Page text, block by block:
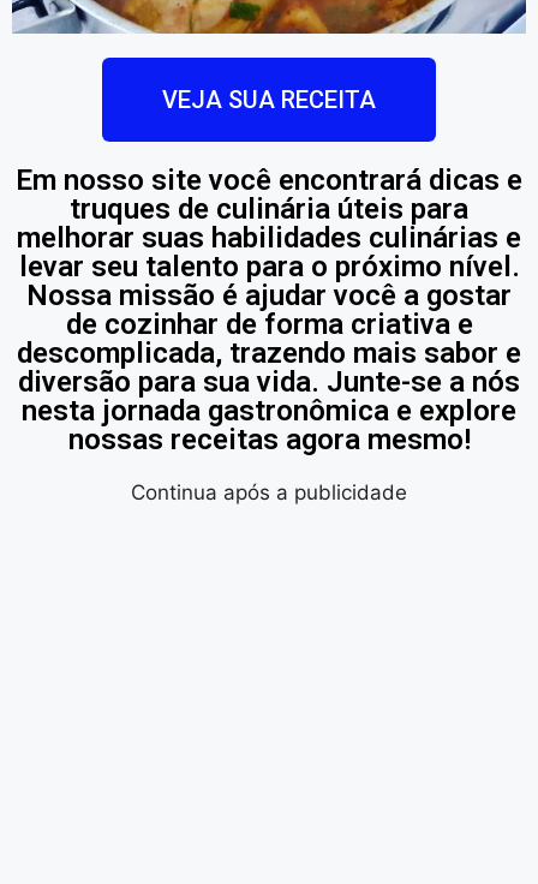
VEJA SUA RECEITA
Em nosso site você encontrará dicas e
truques de culinária úteis para
melhorar suas habilidades culinárias e
levar seu talento para o próximo nível.
Nossa missão é ajudar você a gostar
de cozinhar de forma criativa e
descomplicada, trazendo mais sabor e
diversão para sua vida. Junte-se a nós
nesta jornada gastronômica e explore
nossas receitas agora mesmo!
Continua após a publicidade